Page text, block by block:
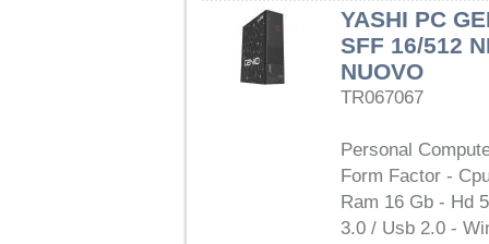
YASHI PC
SFF 16/512
NUOVO
TR067067
Personal
Form Factor -
Ram 16 Gb - Hd
3.0 / Usb 2.0 -